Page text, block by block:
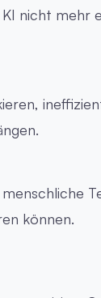
KI nicht
können.